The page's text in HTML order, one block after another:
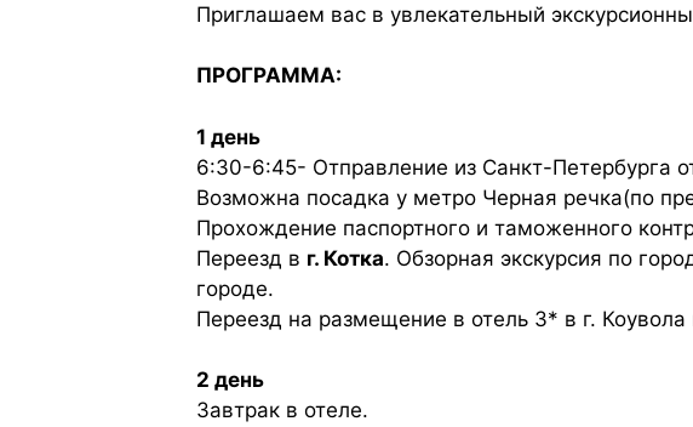
Приглашаем вас в увлекательный
ПРОГРАММА:
1 день
6:30-6:45- Отправление из Санкт-Петербурга
Возможна посадка у метро Черная речка(по
Прохождение паспортного и таможенного
Переезд в г. Котка. Обзорная экскурсия по
городе.
Переезд на размещение в отель 3* в г. Коувола
2 день
Завтрак в отеле.